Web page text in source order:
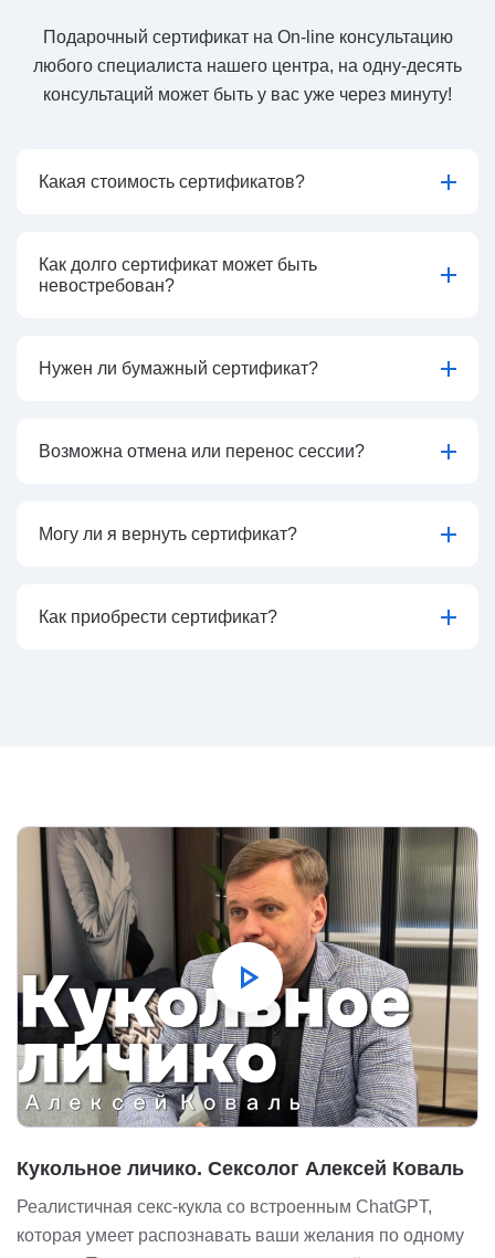
Подарочный сертификат на On-line консультацию
любого специалиста нашего центра, на одну-десять
консультаций может быть у вас уже через минуту!
Какая стоимость сертификатов?
Как долго сертификат может быть
невостребован?
Нужен ли бумажный сертификат?
Возможна отмена или перенос сессии?
Могу ли я вернуть сертификат?
Как приобрести сертификат?
play_arrow
Кукольное личико. Сексолог Алексей Коваль
Реалистичная секс-кукла со встроенным ChatGPT,
которая умеет распознавать ваши желания по одному